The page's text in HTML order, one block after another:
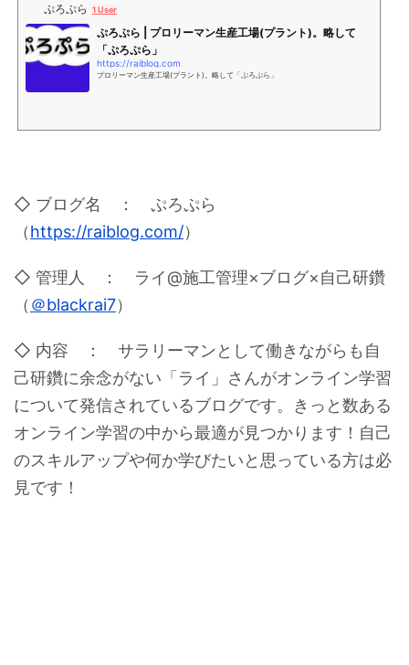
ぷろぷら 1 User
ぷろぷら | プロリーマン生産工場(プラント)。略して
「ぷろぷら」
https://raiblog.com
プロリーマン生産工場(プラント)。略して「ぷろぷら」
◇ ブログ名 ： ぷろぷら
（https://raiblog.com/）
◇ 管理人 ： ライ@施工管理×ブログ×自己研鑽
（ ＠blackrai7）
◇ 内容 ： サラリーマンとして働きながらも自
己研鑽に余念がない「ライ」さんがオンライン学習
について発信されているブログです。きっと数ある
オンライン学習の中から最適が見つかります！自己
のスキルアップや何か学びたいと思っている方は必
見です！